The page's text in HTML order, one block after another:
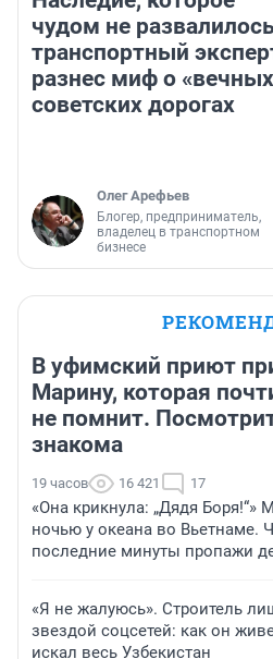
чудом не
транспортный
разнес миф о
советских дорогах
Олег Арефьев
Блогер, предприниматель,
владелец в транспортном
бизнесе
В уфимский приют
Марину, которая
не помнит.
знакома
19 часов 16 421 17
«Она крикнула: „Дядя Боря!“»
ночью у океана во Вьетнаме.
последние минуты пропажи
«Я не жалуюсь». Строитель
звездой соцсетей: как он
искал весь Узбекистан